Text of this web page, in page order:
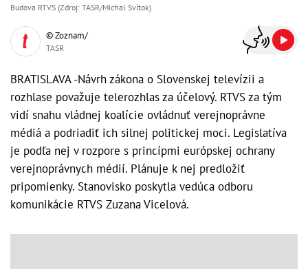
Budova RTVS (Zdroj: TASR/Michal Svítok)
© Zoznam/
TASR
BRATISLAVA -Návrh zákona o Slovenskej televízii a
rozhlase považuje telerozhlas za účelový. RTVS za tým
vidí snahu vládnej koalície ovládnuť verejnoprávne
médiá a podriadiť ich silnej politickej moci. Legislatíva
je podľa nej v rozpore s princípmi európskej ochrany
verejnoprávnych médií. Plánuje k nej predložiť
pripomienky. Stanovisko poskytla vedúca odboru
komunikácie RTVS Zuzana Vicelová.